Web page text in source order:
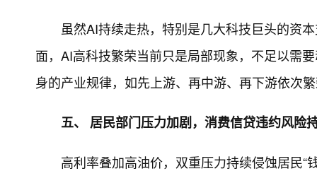
虽然AI持续走热，特别是几大科技巨头的资
面，AI高科技繁荣当前只是局部现象，不足以需
身的产业规律，如先上游、再中游、再下游依次
五、 居民部门压力加剧，消费信贷违约风险
高利率叠加高油价，双重压力持续侵蚀居民